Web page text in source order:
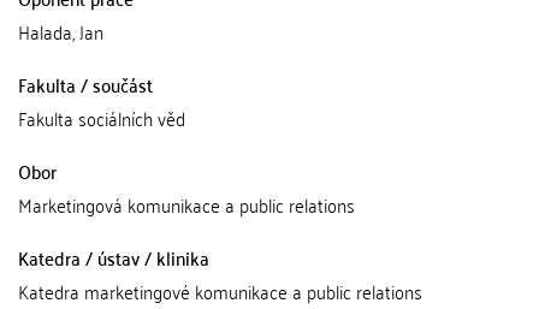
Halada, Jan
Fakulta / součást
Fakulta sociálních věd
Obor
Marketingová komunikace a public relations
Katedra / ústav / klinika
Katedra marketingové komunikace a public relations